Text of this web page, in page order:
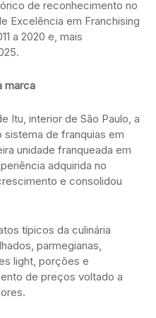
de reconhecimento no
Excelência em Franchising
a 2020 e, mais
marca
Itu, interior de São Paulo, a
sistema de franquias em
unidade franqueada em
adquirida no
e consolidou
típicos da culinária
parmegianas,
light, porções e
de preços voltado a